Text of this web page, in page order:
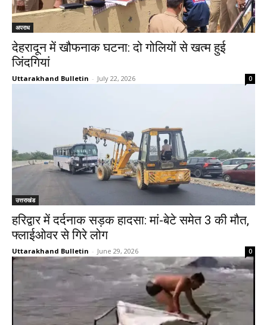
अपराध
देहरादून में खौफनाक घटना: दो गोलियों से खत्म हुई
जिंदगियां
Uttarakhand Bulletin - July 22, 2026 0
उत्तराखंड
हरिद्वार में दर्दनाक सड़क हादसा: मां-बेटे समेत 3 की मौत,
फ्लाईओवर से गिरे लोग
Uttarakhand Bulletin - June 29, 2026 0